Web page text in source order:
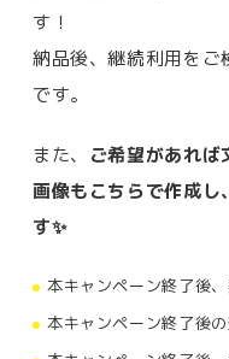
す！
納品後、継続利用をご
です。
また、
ご希望があれば
画像もこちらで作成し
す✨
本キャンペーン終了後
本キャンペーン終了後